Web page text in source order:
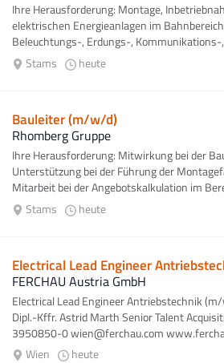
Ihre Herausforderung: Montage,
elektrischen Energieanlagen im
Beleuchtungs-, Erdungs-,
Errichtung von Weichenheizungsanlagen...
Stams heute
Bauleiter (m/w/d)
Rhomberg Gruppe
Ihre Herausforderung: Mitwirkung bei der
Unterstützung bei der Führung der
Mitarbeit bei der Angebotskalkulation im
Abstimmung...
Stams heute
Electrical Lead Engineer
FERCHAU Austria GmbH
Electrical Lead Engineer Antriebstechnik
Dipl.-Kffr. Astrid Marth Senior Talent
3950850-0 wien@ferchau.com
Wien
heute